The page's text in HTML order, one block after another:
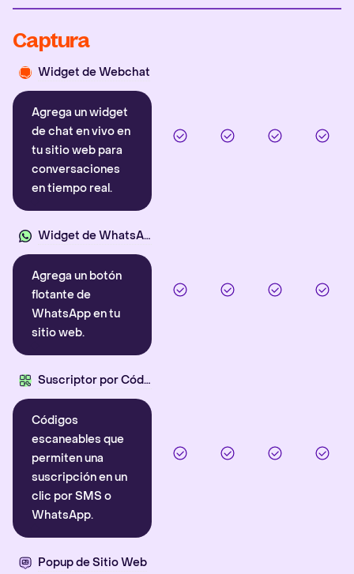
Captura
Widget de Webchat
Agrega un widget
de chat en vivo en
tu sitio web para
conversaciones
en tiempo real.
Widget de WhatsApp
Agrega un botón
flotante de
WhatsApp en tu
sitio web.
Suscriptor por Código QR
Códigos
escaneables que
permiten una
suscripción en un
clic por SMS o
WhatsApp.
Popup de Sitio Web